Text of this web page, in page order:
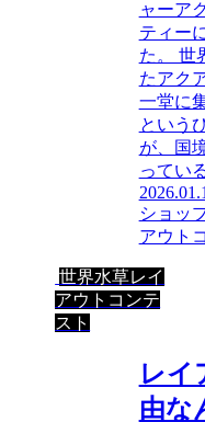
ャーア
ティー
た。 世
たアク
一堂に
という
が、国
ってい
ショッ
アウト
世界水草レイ
アウトコンテ
スト
レイ
由な